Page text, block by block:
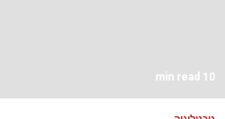
10 min read